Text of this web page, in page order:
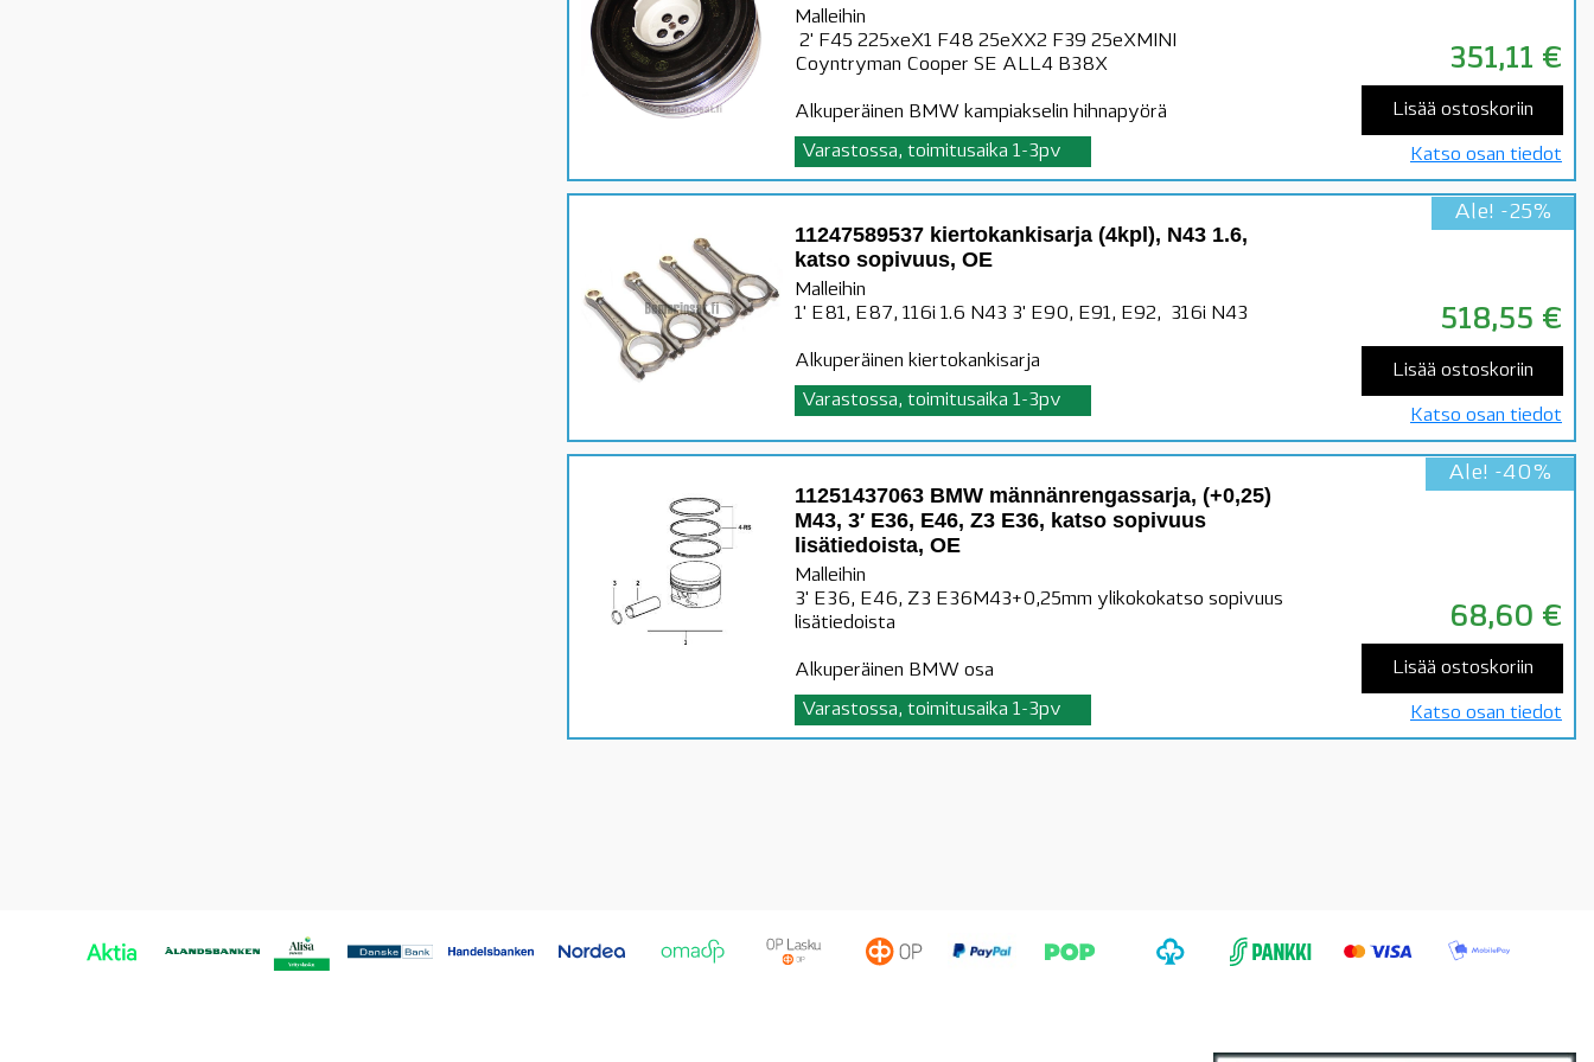
Malleihin
2' F45 225xeX1 F48 25eXX2 F39 25eXMINI
Coyntryman Cooper SE ALL4 B38X
Alkuperäinen BMW kampiakselin hihnapyörä
Varastossa, toimitusaika 1-3pv
351,11 €
Lisää ostoskoriin
Katso osan tiedot
Ale! -25%
11247589537 kiertokankisarja (4kpl), N43 1.6,
katso sopivuus, OE
Malleihin
1' E81, E87, 116i 1.6 N43 3' E90, E91, E92, 316i N43
Alkuperäinen kiertokankisarja
Varastossa, toimitusaika 1-3pv
518,55 €
Lisää ostoskoriin
Katso osan tiedot
Ale! -40%
11251437063 BMW männänrengassarja, (+0,25)
M43, 3′ E36, E46, Z3 E36, katso sopivuus
lisätiedoista, OE
Malleihin
3' E36, E46, Z3 E36M43+0,25mm ylikokokatso sopivuus
lisätiedoista
Alkuperäinen BMW osa
Varastossa, toimitusaika 1-3pv
68,60 €
Lisää ostoskoriin
Katso osan tiedot